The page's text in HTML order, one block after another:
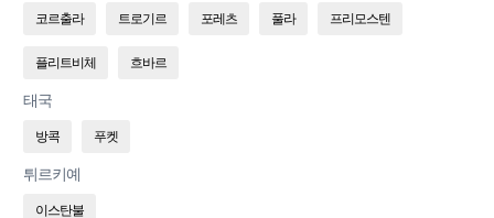
코르출라 트로기르 포레츠 풀라 프리모스텐
플리트비체 흐바르
태국
방콕 푸켓
튀르키예
이스탄불